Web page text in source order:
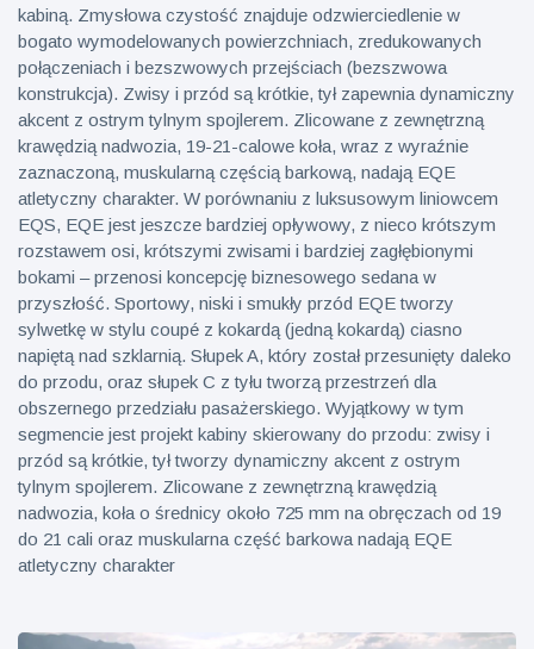
kabiną. Zmysłowa czystość znajduje odzwierciedlenie w
bogato wymodelowanych powierzchniach, zredukowanych
połączeniach i bezszwowych przejściach (bezszwowa
konstrukcja). Zwisy i przód są krótkie, tył zapewnia dynamiczny
akcent z ostrym tylnym spojlerem. Zlicowane z zewnętrzną
krawędzią nadwozia, 19-21-calowe koła, wraz z wyraźnie
zaznaczoną, muskularną częścią barkową, nadają EQE
atletyczny charakter. W porównaniu z luksusowym liniowcem
EQS, EQE jest jeszcze bardziej opływowy, z nieco krótszym
rozstawem osi, krótszymi zwisami i bardziej zagłębionymi
bokami – przenosi koncepcję biznesowego sedana w
przyszłość. Sportowy, niski i smukły przód EQE tworzy
sylwetkę w stylu coupé z kokardą (jedną kokardą) ciasno
napiętą nad szklarnią. Słupek A, który został przesunięty daleko
do przodu, oraz słupek C z tyłu tworzą przestrzeń dla
obszernego przedziału pasażerskiego. Wyjątkowy w tym
segmencie jest projekt kabiny skierowany do przodu: zwisy i
przód są krótkie, tył tworzy dynamiczny akcent z ostrym
tylnym spojlerem. Zlicowane z zewnętrzną krawędzią
nadwozia, koła o średnicy około 725 mm na obręczach od 19
do 21 cali oraz muskularna część barkowa nadają EQE
atletyczny charakter